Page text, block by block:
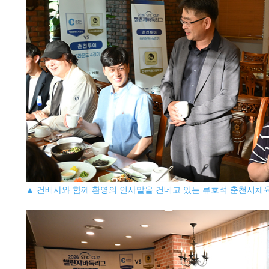
▲ 건배사와 함께 환영의 인사말을 건네고 있는 류호석 춘천시체